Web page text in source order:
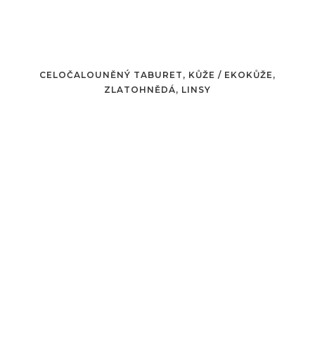
CELOČALOUNĚNÝ TABURET, KŮŽE / EKOKŮŽE,
ZLATOHNĚDÁ, LINSY